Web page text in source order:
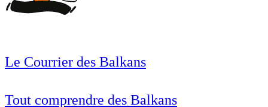
Le Courrier des Balkans
Tout comprendre des Balkans